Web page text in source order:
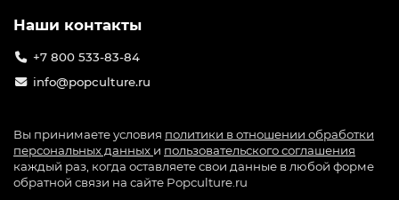
Наши контакты
+7 800 533-83-84
info@popculture.ru
Вы принимаете условия политики в отношении обработки
персональных данных и пользовательского соглашения
каждый раз, когда оставляете свои данные в любой форме
обратной связи на сайте Popculture.ru